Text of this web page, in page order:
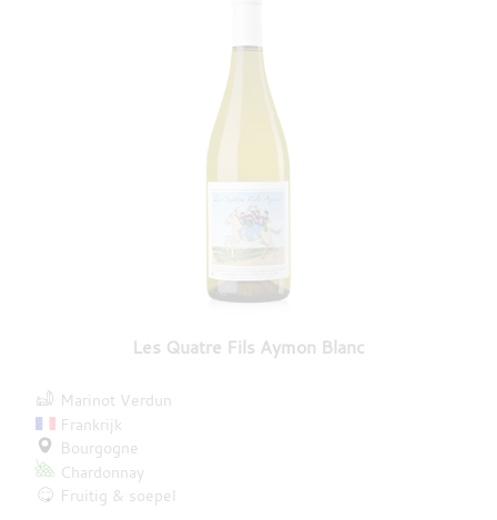
Les Quatre Fils Aymon Blanc
Marinot Verdun
Frankrijk
Bourgogne
Chardonnay
Fruitig & soepel